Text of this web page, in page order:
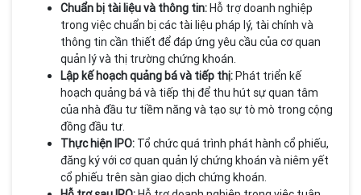
Chuẩn bị tài liệu và thông tin:Hỗ trợ doanh nghiệp
trong việc chuẩn bị các tài liệu pháp lý, tài chính và
thông tin cần thiết để đáp ứng yêu cầu của cơ quan
quản lý và thị trường chứng khoán.
Lập kế hoạch quảng bá và tiếp thị:Phát triển kế
hoạch quảng bá và tiếp thị để thu hút sự quan tâm
của nhà đầu tư tiềm năng và tạo sự tò mò trong cộng
đồng đầu tư.
Thực hiện IPO: Tổ chức quá trình phát hành cổ phiếu,
đăng ký với cơ quan quản lý chứng khoán và niêm yết
cổ phiếu trên sàn giao dịch chứng khoán.